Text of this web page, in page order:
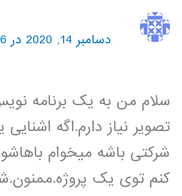
دسامبر 14, 2020 در 1:46 ب.ظ
سلام من به یک برنامه
تصویر نیاز دارم.اگه
شرکتی باشه میخوام
کنم توی یک